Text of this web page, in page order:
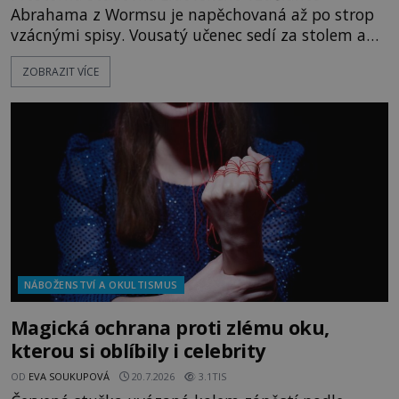
Abrahama z Wormsu je napěchovaná až po strop
vzácnými spisy. Vousatý učenec sedí za stolem a
před sebou má rozložený jeden z nejzáhadnějších
magických textů. Jde o Abramelinův grimoár, který
kouzla, jak si někteří myslí, nebo jde o pouhou
pověru? Už šest měsíců pobývá
ZOBRAZIT VÍCE
NÁBOŽENSTVÍ A OKULTISMUS
Magická ochrana proti zlému oku,
kterou si oblíbily i celebrity
OD EVA SOUKUPOVÁ 20.7.2026 3.1TIS